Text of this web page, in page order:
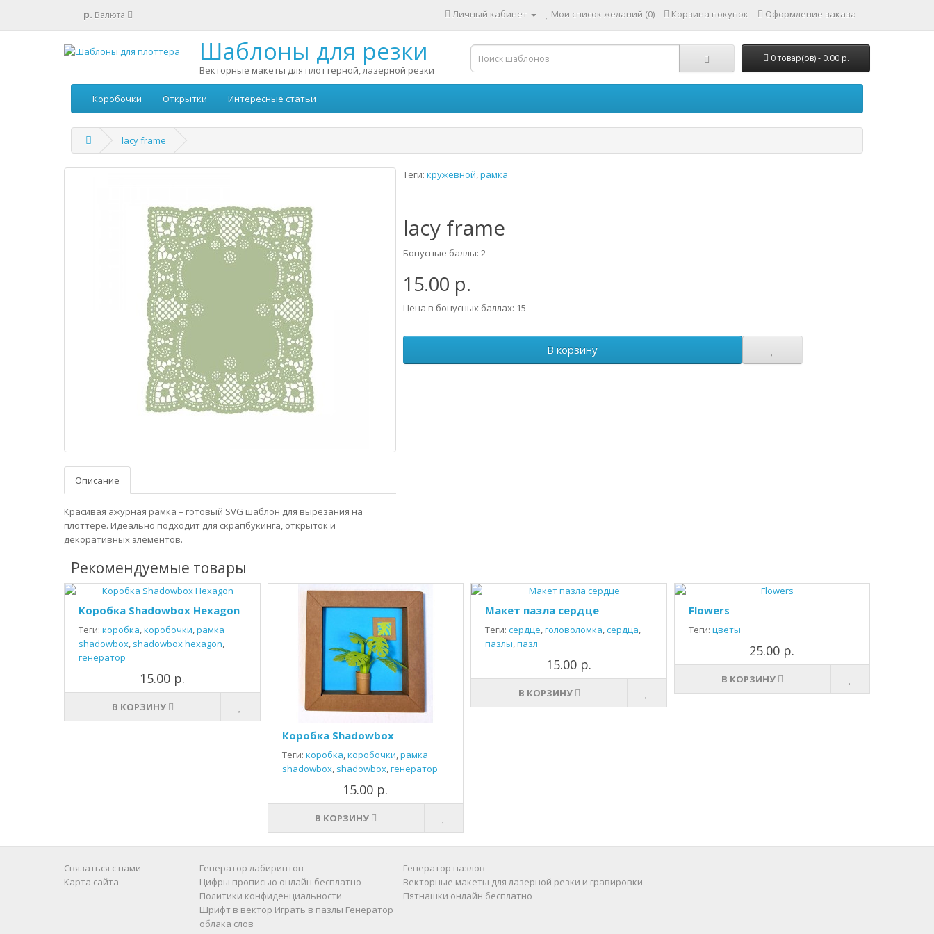
р. Валюта Личный кабинет Мои список желаний (0) Корзина покупок Оформление заказа
Шаблоны для резки
Векторные макеты для плоттерной, лазерной резки
0 товар(ов) - 0.00 р.
Коробочки Открытки Интересные статьи
lacy frame
Описание
Красивая ажурная рамка – готовый SVG шаблон для вырезания на
плоттере. Идеально подходит для скрапбукинга, открыток и
декоративных элементов.
Теги: кружевной,рамка
lacy frame
Бонусные баллы: 2
15.00 р.
Цена в бонусных баллах: 15
В корзину
Рекомендуемые товары
Коробка Shadowbox Hexagon
Теги: коробка,коробочки,рамка
shadowbox, shadowbox hexagon,
генератор
15.00 р.
В КОРЗИНУ
Коробка Shadowbox
Теги: коробка,коробочки,рамка
shadowbox, shadowbox,генератор
15.00 р.
В КОРЗИНУ
Макет пазла сердце
Теги: сердце,головоломка,сердца,
пазлы,пазл
15.00 р.
В КОРЗИНУ
Flowers
Теги: цветы
25.00 р.
В КОРЗИНУ
Связаться с нами
Карта сайта
Генератор лабиринтов
Цифры прописью онлайн бесплатно
Политики конфиденциальности
Шрифт в вектор Играть в пазлы Генератор
облака слов
Генератор пазлов
Векторные макеты для лазерной резки и гравировки
Пятнашки онлайн бесплатно